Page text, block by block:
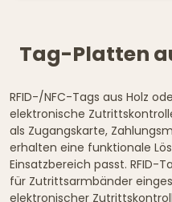
Tag-Platten
RFID-/NFC-Tags aus Holz
elektronische
als Zugangskarte,
erhalten eine funktionale
Einsatzbereich passt. RFID-
für Zutrittsarmbänder
elektronischer